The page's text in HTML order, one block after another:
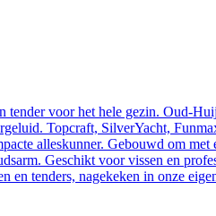
tender voor het hele gezin. Oud-
Topcraft, SilverYacht,
alleskunner. Gebouwd om met
Geschikt voor vissen en
en tenders, nagekeken in onze